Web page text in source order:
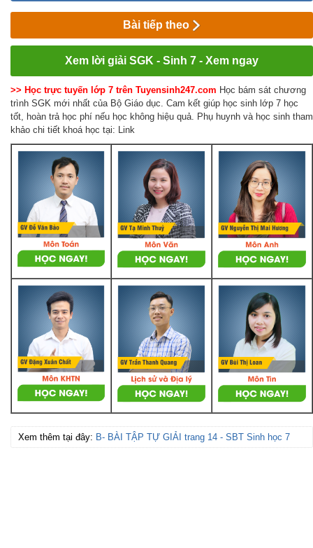
Bài tiếp theo
Xem lời giải SGK - Sinh 7 - Xem ngay
>> Học trực tuyến lớp 7 trên Tuyensinh247.com Học bám sát chương
trình SGK mới nhất của Bộ Giáo dục. Cam kết giúp học sinh lớp 7 học
tốt, hoàn trả học phí nếu học không hiệu quả. Phụ huynh và học sinh tham
khảo chi tiết khoá học tại: Link
Xem thêm tại đây: B- BÀI TẬP TỰ GIẢI trang 14 - SBT Sinh học 7